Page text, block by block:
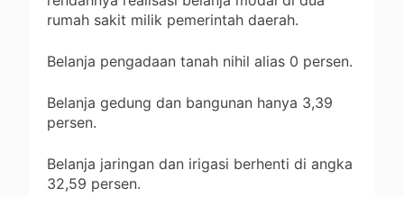
rumah sakit milik pemerintah daerah.
Belanja pengadaan tanah nihil alias 0 persen.
Belanja gedung dan bangunan hanya 3,39
persen.
Belanja jaringan dan irigasi berhenti di angka
32,59 persen.